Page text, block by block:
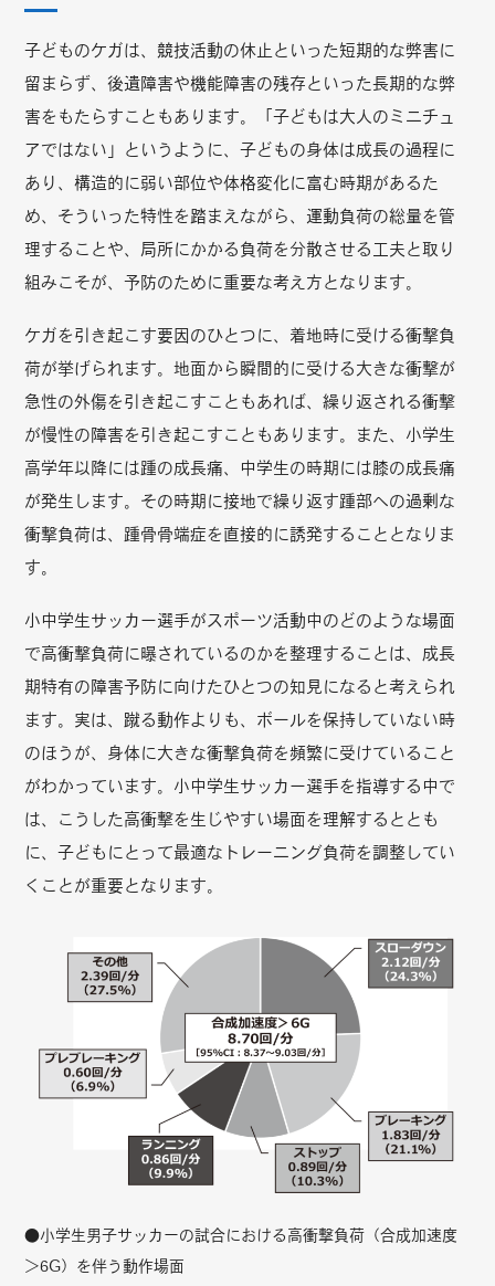
子どものケガは、競技活動の休止といった短期的な弊害に
留まらず、後遺障害や機能障害の残存といった長期的な弊
害をもたらすこともあります。「子どもは大人のミニチュ
アではない」というように、子どもの身体は成長の過程に
あり、構造的に弱い部位や体格変化に富む時期があるた
め、そういった特性を踏まえながら、運動負荷の総量を管
理することや、局所にかかる負荷を分散させる工夫と取り
組みこそが、予防のために重要な考え方となります。
ケガを引き起こす要因のひとつに、着地時に受ける衝撃負
荷が挙げられます。地面から瞬間的に受ける大きな衝撃が
急性の外傷を引き起こすこともあれば、繰り返される衝撃
が慢性の障害を引き起こすこともあります。また、小学生
高学年以降には踵の成長痛、中学生の時期には膝の成長痛
が発生します。その時期に接地で繰り返す踵部への過剰な
衝撃負荷は、踵骨骨端症を直接的に誘発することとなりま
す。
小中学生サッカー選手がスポーツ活動中のどのような場面
で高衝撃負荷に曝されているのかを整理することは、成長
期特有の障害予防に向けたひとつの知見になると考えられ
ます。実は、蹴る動作よりも、ボールを保持していない時
のほうが、身体に大きな衝撃負荷を頻繁に受けていること
がわかっています。小中学生サッカー選手を指導する中で
は、こうした高衝撃を生じやすい場面を理解するととも
に、子どもにとって最適なトレーニング負荷を調整してい
くことが重要となります。
●小学生男子サッカーの試合における高衝撃負荷（合成加速度
＞6G）を伴う動作場面